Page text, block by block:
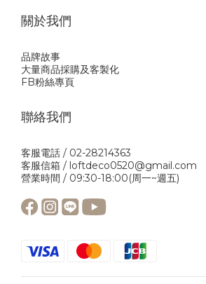
關於我們
品牌故事
大量商品採購及客製化
FB粉絲專頁
聯絡我們
客服電話 / 02-28214363
客服信箱 / loftdeco0520@gmail.com
營業時間 / 09:30-18:00(周一~週五)